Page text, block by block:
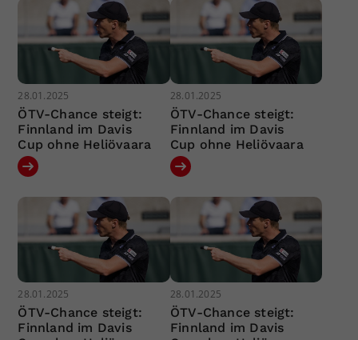
28.01.2025
ÖTV-Chance steigt:
Finnland im Davis
Cup ohne Heliövaara
28.01.2025
ÖTV-Chance steigt:
Finnland im Davis
Cup ohne Heliövaara
28.01.2025
ÖTV-Chance steigt:
Finnland im Davis
28.01.2025
ÖTV-Chance steigt:
Finnland im Davis